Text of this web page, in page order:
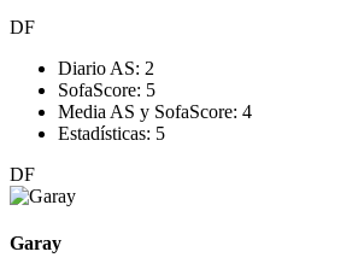
DF
Diario AS: 2
SofaScore: 5
Media AS y SofaScore: 4
Estadísticas: 5
DF
Garay